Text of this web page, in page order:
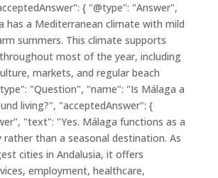
{ "@type": "Answer",
has a Mediterranean climate with mild
summers. This climate supports
most of the year, including
markets, and regular beach
"Question", "name": "Is Málaga a
living?", "acceptedAnswer": {
"text": "Yes. Málaga functions as a
rather than a seasonal destination. As
cities in Andalusia, it offers
employment, healthcare,